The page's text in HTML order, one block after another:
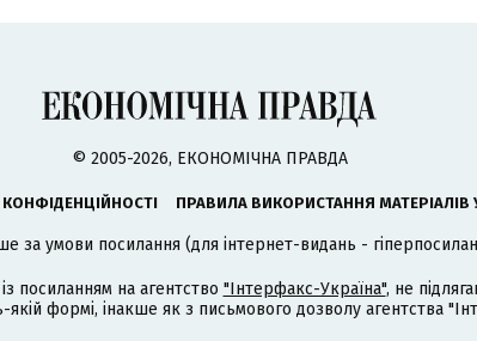
© 2005-2026, ЕКОНОМІЧНА ПРАВДА
ПРАВИЛА ВИКОРИСТАННЯ МАТЕРІАЛІВ
за умови посилання (для інтернет-видань -
посиланням на агентство "Інтерфакс-Україна", не
формі, інакше як з письмового дозволу агентства